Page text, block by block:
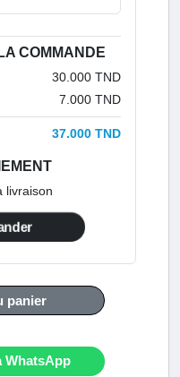
COMMANDE
30.000 TND
7.000 TND
37.000 TND
livraison
panier
WhatsApp